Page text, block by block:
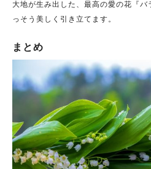
大地が生み出した、最高の愛の花『
っそう美しく引き立てます。
まとめ